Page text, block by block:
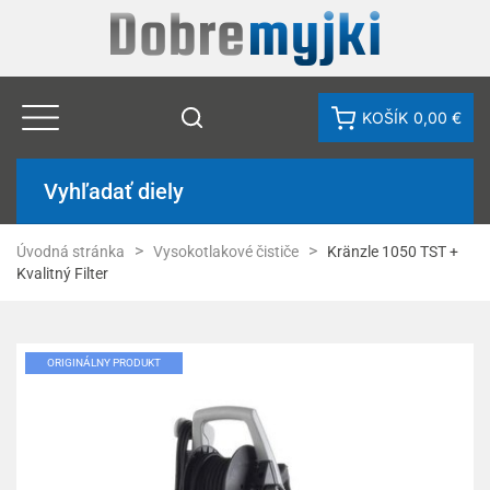
KOŠÍK 0,00 €
Vyhľadať diely
Úvodná stránka Vysokotlakové čističe
Kränzle 1050 TST +
Kvalitný Filter
ORIGINÁLNY PRODUKT